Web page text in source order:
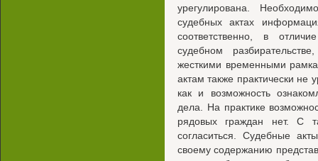
урегулирована.
судебных актах
соответственно, в
судебном
жесткими временными
актам также практически не
как и возможность
дела. На практике
рядовых граждан нет. С
согласиться. Судебные
своему содержанию